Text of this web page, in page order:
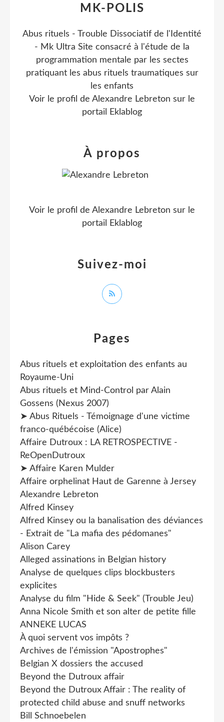
Pages
Abus rituels et exploitation des enfants au
Royaume-Uni
Abus rituels et Mind-Control par Alain
Gossens (Nexus 2007)
➤ Abus Rituels - Témoignage d'une victime
franco-québécoise (Alice)
Affaire Dutroux : LA RETROSPECTIVE -
ReOpenDutroux
➤ Affaire Karen Mulder
Affaire orphelinat Haut de Garenne à Jersey
Alexandre Lebreton
Alfred Kinsey
Alfred Kinsey ou la banalisation des déviances
- Extrait de "La mafia des pédomanes"
Alison Carey
Alleged assinations in Belgian history
Analyse de quelques clips blockbusters
explicites
Analyse du film "Hide & Seek" (Trouble Jeu)
Anna Nicole Smith et son alter de petite fille
ANNEKE LUCAS
À quoi servent vos impôts ?
Archives de l'émission "Apostrophes"
Belgian X dossiers the accused
Beyond the Dutroux affair
Beyond the Dutroux Affair : The reality of
protected child abuse and snuff networks
Bill Schnoebelen
MK-POLIS
Abus rituels - Trouble Dissociatif de l'Identité
- Mk Ultra Site consacré à l'étude de la
programmation mentale par les sectes
pratiquant les abus rituels traumatiques sur
les enfants
Voir le profil de Alexandre Lebreton sur le
portail Eklablog
Suivez-moi
À propos
Voir le profil de Alexandre Lebreton sur le
portail Eklablog